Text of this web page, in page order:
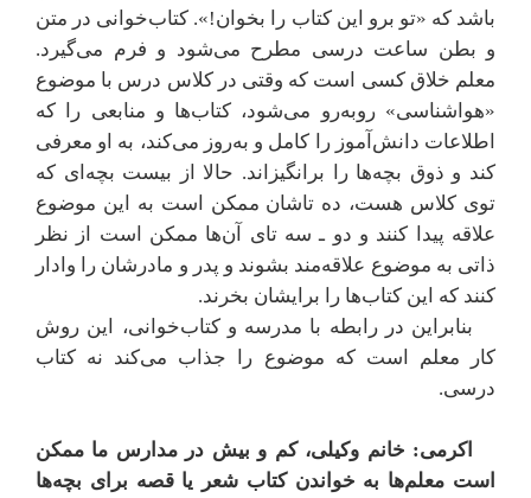
باشد که «تو برو این کتاب را بخوان!». کتاب‌خوانی در متن
و بطن ساعت درسی مطرح می‌شود و فرم می‌گیرد.
معلم خلاق کسی است که وقتی در کلاس درس با موضوع
«هواشناسی» روبه‌رو می‌شود، کتاب‌ها و منابعی را که
اطلاعات دانش‌آموز را کامل و به‌روز می‌کند، به او معرفی
کند و ذوق بچه‌ها را برانگیزاند. حالا از بیست بچه‌ای که
توی کلاس هست، ده تاشان ممکن است به این موضوع
علاقه پیدا کنند و دو ـ سه تای آن‌ها ممکن است از نظر
ذاتی به موضوع علاقه‌مند بشوند و پدر و مادرشان را وادار
کنند که این کتاب‌ها را برایشان بخرند.
بنابراین در رابطه با مدرسه و کتاب‌خوانی، این روش
کار معلم است که موضوع را جذاب می‌کند نه کتاب
درسی.
اکرمی: خانم وکیلی، کم و بیش در مدارس ما ممکن
است معلم‌ها به خواندن کتاب شعر یا قصه برای بچه‌ها